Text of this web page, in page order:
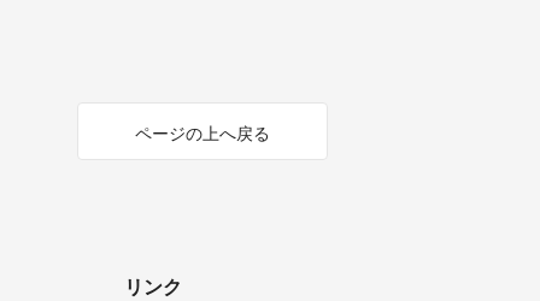
ページの上へ戻る
リンク